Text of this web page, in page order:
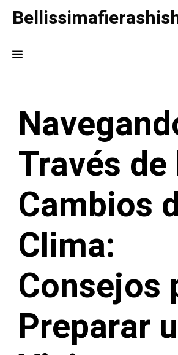
Saltar
contenido
Menú
Través
Cambios
Clima:
Consejos
Preparar